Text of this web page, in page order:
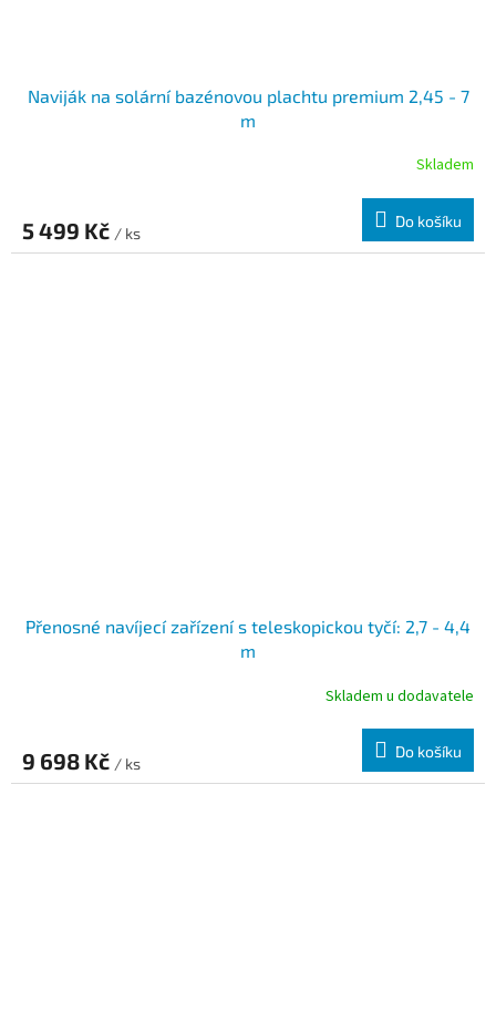
Naviják na solární bazénovou plachtu premium 2,45 - 7
m
Skladem
5 499 Kč / ks
Do košíku
Přenosné navíjecí zařízení s teleskopickou tyčí: 2,7 - 4,4
m
Skladem u dodavatele
9 698 Kč / ks
Do košíku